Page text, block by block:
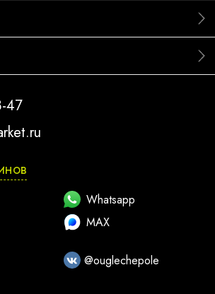
47
Whatsapp
MAX
@ouglechepole